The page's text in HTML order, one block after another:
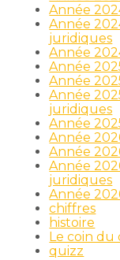
Année
Année
juridiques
Année
Année
Année
Année
juridiques
Année
Année
Année
Année
juridiques
Année
chiffres
histoire
Le coin du
quizz